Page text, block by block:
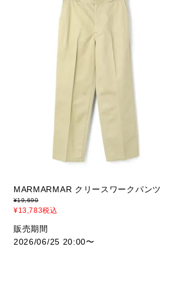
MARMARMAR クリースワークパンツ
¥19,690
¥13,783税込
販売期間
2026/06/25 20:00〜